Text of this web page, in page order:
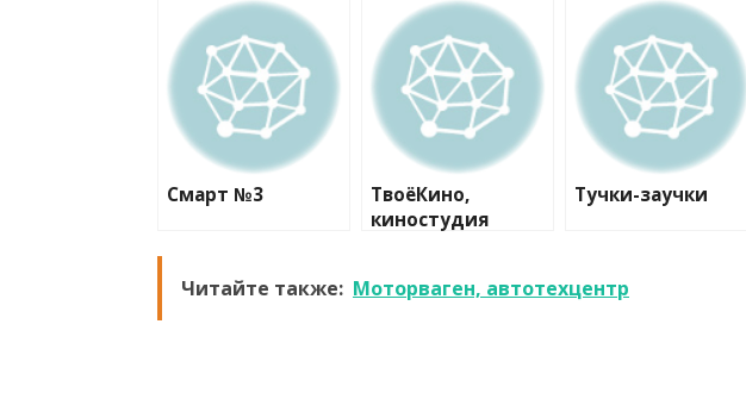
Смарт №3
ТвоёКино,
киностудия
Тучки-заучки
Читайте также: Моторваген, автотехцентр